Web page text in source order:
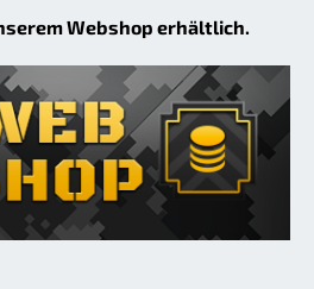
Webshop erhältlich.